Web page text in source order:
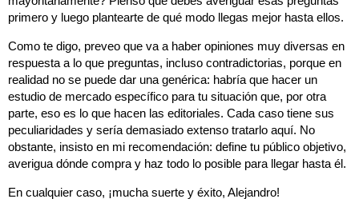
primero y luego plantearte de qué modo llegas mejor hasta ellos.
Como te digo, preveo que va a haber opiniones muy diversas en
respuesta a lo que preguntas, incluso contradictorias, porque en
realidad no se puede dar una genérica: habría que hacer un
estudio de mercado específico para tu situación que, por otra
parte, eso es lo que hacen las editoriales. Cada caso tiene sus
peculiaridades y sería demasiado extenso tratarlo aquí. No
obstante, insisto en mi recomendación: define tu público objetivo,
averigua dónde compra y haz todo lo posible para llegar hasta él.
En cualquier caso, ¡mucha suerte y éxito, Alejandro!